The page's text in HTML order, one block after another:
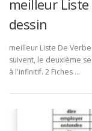
meilleur
dessin
meilleur Liste De
suivent, le deuxième
à l'infinitif. 2 Fiches …